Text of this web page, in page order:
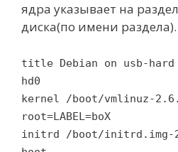
ядра указывает на
диска(по имени
title Debian on usb-
hd0
kernel /boot/vmlinuz-
root=LABEL=boX
initrd /boot/initrd.img-